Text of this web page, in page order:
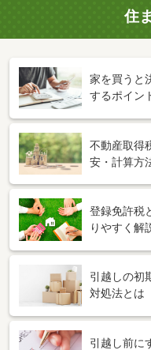
住
家を買うと
するポイン
不動産取得
安・計算方
登録免許税
りやすく解
引越しの初
対処法とは
引越し前に